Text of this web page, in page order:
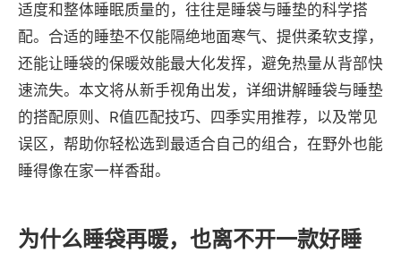
适度和整体睡眠质量的，往往是睡袋与睡垫的科学搭
配。合适的睡垫不仅能隔绝地面寒气、提供柔软支撑，
还能让睡袋的保暖效能最大化发挥，避免热量从背部快
速流失。本文将从新手视角出发，详细讲解睡袋与睡垫
的搭配原则、R值匹配技巧、四季实用推荐，以及常见
误区，帮助你轻松选到最适合自己的组合，在野外也能
睡得像在家一样香甜。
为什么睡袋再暖，也离不开一款好睡